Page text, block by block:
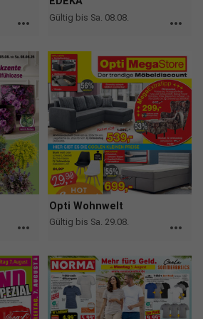
more_horiz Gültig bis Sa. 08.08. more_horiz
more_horiz
Opti Wohnwelt
Gültig bis Sa. 29.08. more_horiz